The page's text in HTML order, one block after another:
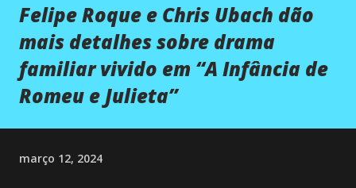
Felipe Roque e Chris Ubach dão
mais detalhes sobre drama
familiar vivido em “A Infância de
Romeu e Julieta”
março 12, 2024